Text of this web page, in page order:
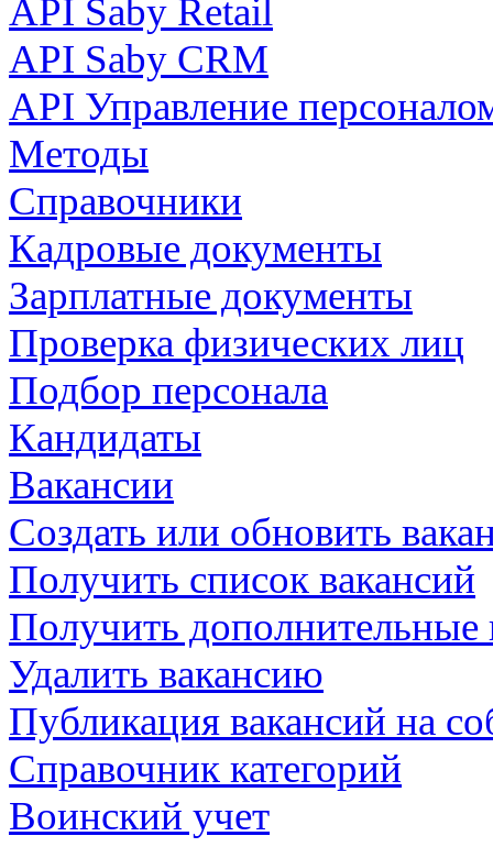
API Saby Retail
API Saby CRM
API Управление
Методы
Справочники
Кадровые документы
Зарплатные документы
Проверка физических лиц
Подбор персонала
Кандидаты
Вакансии
Создать или обновить
Получить список вакансий
Получить дополнительные
Удалить вакансию
Публикация вакансий на
Справочник категорий
Воинский учет